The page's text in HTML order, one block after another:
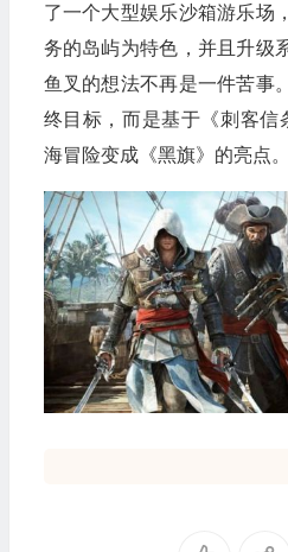
了一个大型娱乐沙箱游乐场
务的岛屿为特色，并且升级
鱼叉的想法不再是一件苦事
终目标，而是基于《刺客信
海冒险变成《黑旗》的亮点。